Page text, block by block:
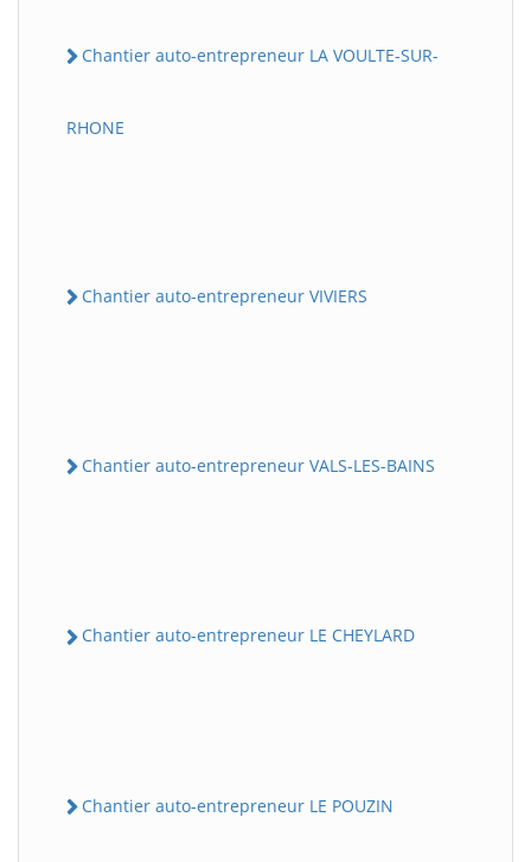
Chantier auto-entrepreneur LA VOULTE-SUR-
RHONE
Chantier auto-entrepreneur VIVIERS
Chantier auto-entrepreneur VALS-LES-BAINS
Chantier auto-entrepreneur LE CHEYLARD
Chantier auto-entrepreneur LE POUZIN